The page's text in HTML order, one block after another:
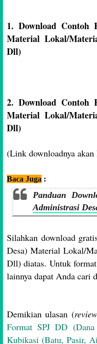
1. Download Contoh
Material Lokal/
Dll)
2. Download Contoh
Material Lokal/
Dll)
(Link downloadnya
Baca Juga :
Panduan
Administrasi
Silahkan download
Desa) Material Lokal/
Dll) diatas. Untuk
lainnya dapat Anda cari
Demikian ulasan (review
Format SPJ DD
Kubikasi (Batu, Pasir,